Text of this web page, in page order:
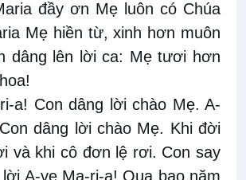
đầy ơn Mẹ luôn có Chúa
Mẹ hiền từ, xinh hơn muôn
dâng lên lời ca: Mẹ tươi hơn
a! Con dâng lời chào Mẹ. A-
dâng lời chào Mẹ. Khi đời
và khi cô đơn lệ rơi. Con say
A-ve Ma-ri-a! Qua bao năm